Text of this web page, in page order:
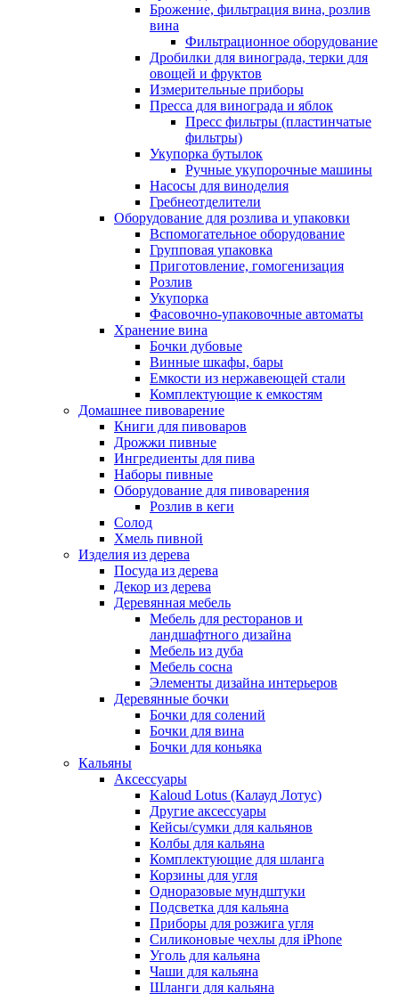
Брожение, фильтрация вина, розлив
вина
Фильтрационное оборудование
Дробилки для винограда, терки для
овощей и фруктов
Измерительные приборы
Пресса для винограда и яблок
Пресс фильтры (пластинчатые
фильтры)
Укупорка бутылок
Ручные укупорочные машины
Насосы для виноделия
Гребнеотделители
Оборудование для розлива и упаковки
Вспомогательное оборудование
Групповая упаковка
Приготовление, гомогенизация
Розлив
Укупорка
Фасовочно-упаковочные автоматы
Хранение вина
Бочки дубовые
Винные шкафы, бары
Емкости из нержавеющей стали
Комплектующие к емкостям
Домашнее пивоварение
Книги для пивоваров
Дрожжи пивные
Ингредиенты для пива
Наборы пивные
Оборудование для пивоварения
Розлив в кеги
Солод
Хмель пивной
Изделия из дерева
Посуда из дерева
Декор из дерева
Деревянная мебель
Мебель для ресторанов и
ландшафтного дизайна
Мебель из дуба
Мебель сосна
Элементы дизайна интерьеров
Деревянные бочки
Бочки для солений
Бочки для вина
Бочки для коньяка
Кальяны
Аксессуары
Kaloud Lotus (Калауд Лотус)
Другие аксессуары
Кейсы/сумки для кальянов
Колбы для кальяна
Комплектующие для шланга
Корзины для угля
Одноразовые мундштуки
Подсветка для кальяна
Приборы для розжига угля
Силиконовые чехлы для iPhone
Уголь для кальяна
Чаши для кальяна
Шланги для кальяна